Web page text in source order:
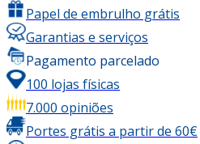
Papel de embrulho grátis
Garantias e serviços
Pagamento parcelado
100 lojas físicas
7.000 opiniões
Portes grátis a partir de 60€